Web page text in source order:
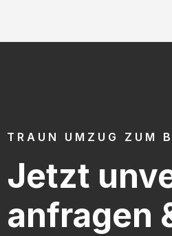
TRAUN UMZUG ZUM
Jetzt
anfragen